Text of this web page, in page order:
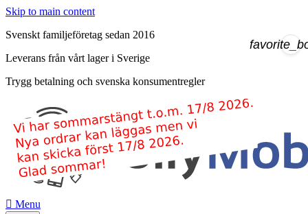
Skip to main content
Svenskt familjeföretag sedan 2016
Leverans från vårt lager i Sverige
Trygg betalning och svenska konsumentregler
 Menu